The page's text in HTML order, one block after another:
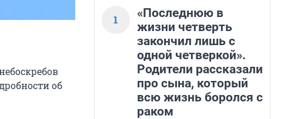
об
1
«Последнюю в
жизни четверть
закончил лишь с
одной четверкой».
Родители рассказали
про сына, который
всю жизнь боролся с
раком